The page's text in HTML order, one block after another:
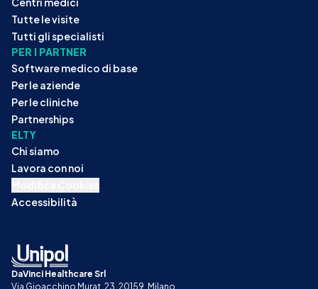
Tutte le visite
Tutti gli specialisti
PER I PARTNER
Software medico di base
Per le aziende
Per le cliniche
Partnerships
ELTY
Chi siamo
Lavora con noi
Accessibilità
DaVinci Healthcare Srl
Via Gioacchino Murat, 23, 20159, Milano